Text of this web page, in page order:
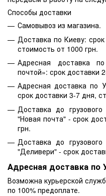
Способы доставки
Самовывоз из магазина.
Доставка по Киеву:
стоимость от 1000 грн.
Адресная доставка
почтой»: срок доставки
Адресная доставка по
срок доставки 3-7 дня,
Доставка до
"Новая почта" - срок
грн.
Доставка до
"Деливери" - срок
Адресная доставка по
Возможна курьерской
по 100% предоплате.